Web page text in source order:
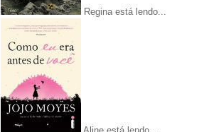
Regina está lendo...